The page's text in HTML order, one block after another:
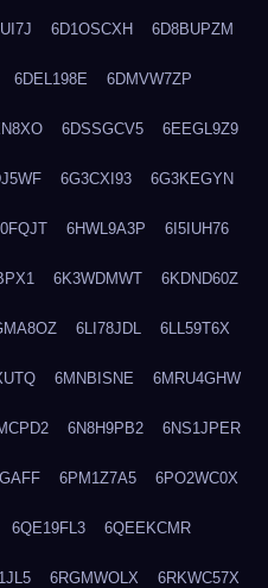
6D1OSCXH 6D8BUPZM
6DEL198E 6DMVW7ZP
6DSSGCV5 6EEGL9Z9
6G3CXI93 6G3KEGYN
6HWL9A3P 6I5IUH76
6K3WDMWT 6KDND60Z
6LI78JDL 6LL59T6X
6MNBISNE 6MRU4GHW
6N8H9PB2 6NS1JPER
6PM1Z7A5 6PO2WC0X
6QE19FL3 6QEEKCMR
6RGMWOLX 6RKWC57X